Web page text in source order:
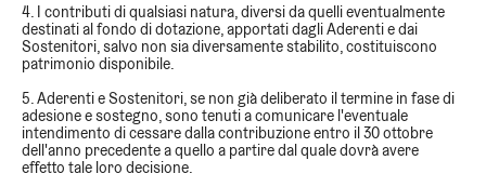
4. I contributi di qualsiasi natura, diversi da quelli eventualmente
destinati al fondo di dotazione, apportati dagli Aderenti e dai
Sostenitori, salvo non sia diversamente stabilito, costituiscono
patrimonio disponibile.
5. Aderenti e Sostenitori, se non già deliberato il termine in fase di
adesione e sostegno, sono tenuti a comunicare l'eventuale
intendimento di cessare dalla contribuzione entro il 30 ottobre
dell'anno precedente a quello a partire dal quale dovrà avere
effetto tale loro decisione.